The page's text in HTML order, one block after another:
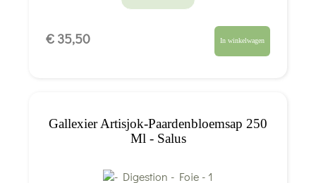
€ 35,50 In winkelwagen
Gallexier Artisjok-Paardenbloemsap 250
Ml - Salus